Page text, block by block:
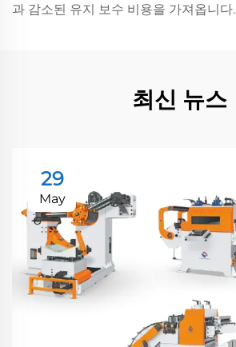
과 감소된 유지 보수 비용을 가져옵니다.
최신 뉴스
29
May